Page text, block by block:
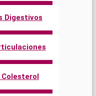
Digestivos